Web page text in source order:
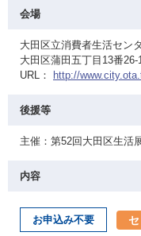
会場
大田区立消費者生活セン
大田区蒲田五丁目13番26-
URL：
http://
後援等
主催：第52回大田区生活
内容
お申込み不要